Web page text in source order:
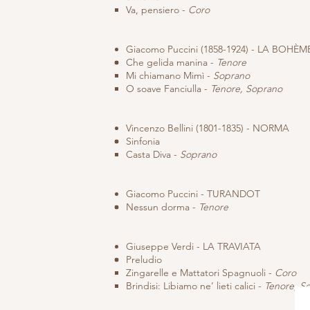
Va, pensiero - Coro
Giacomo Puccini (1858-1924) - LA
Che gelida manina - Tenore
Mi chiamano Mimì - Soprano
O soave Fanciulla - Tenore, Soprano
Vincenzo Bellini (1801-1835) - NORMA
Sinfonia
Casta Diva - Soprano
Giacomo Puccini - TURANDOT
Nessun dorma - Tenore
Giuseppe Verdi - LA TRAVIATA
Preludio
Zingarelle e Mattatori Spagnuoli - Coro
Brindisi: Libiamo ne’ lieti calici​ - Tenore,